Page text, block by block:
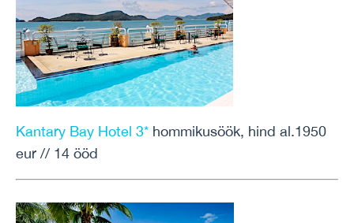
Kantary Bay Hotel 3* hommikusöök, hind al.1950
eur // 14 ööd